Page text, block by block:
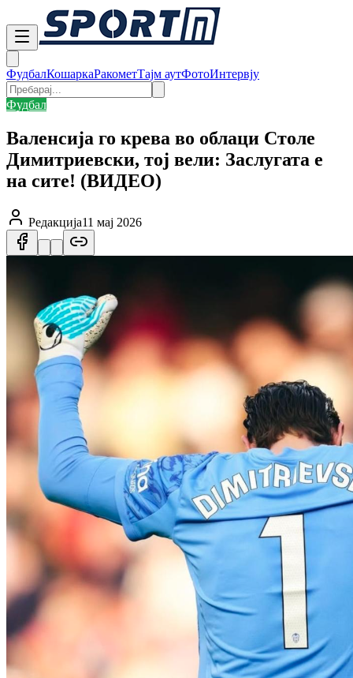
ФудбалКошаркаРакометТајм аутФотоИнтервју
Фудбал
Валенсија го крева во облаци Столе
Димитриевски, тој вели: Заслугата е
на сите! (ВИДЕО)
Редакција11 мај 2026